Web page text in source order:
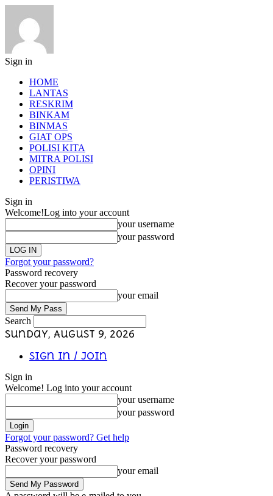
Sign in
HOME
LANTAS
RESKRIM
BINKAM
BINMAS
GIAT OPS
POLISI KITA
MITRA POLISI
OPINI
PERISTIWA
Sign in
Welcome!Log into your account
your username
your password
Forgot your password?
Password recovery
Recover your password
your email
Search
Sunday, August 9, 2026
Sign in / Join
Sign in
Welcome! Log into your account
your username
your password
Forgot your password? Get help
Password recovery
Recover your password
your email